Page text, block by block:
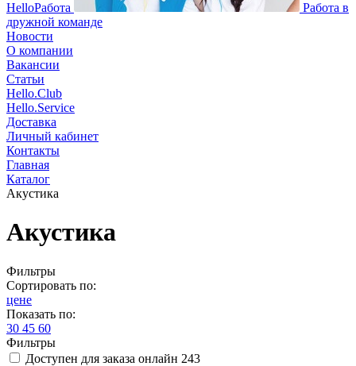
HelloРабота
Работа в
дружной команде
Новости
О компании
Вакансии
Статьи
Hello.Club
Hello.Service
Доставка
Личный кабинет
Контакты
Главная
Каталог
Акустика
Акустика
Фильтры
Сортировать по:
цене
Показать по:
30 45 60
Фильтры
Доступен для заказа онлайн 243